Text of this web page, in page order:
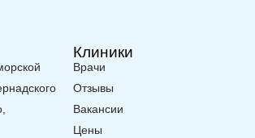
Клиники
Врачи
Отзывы
Вакансии
Цены